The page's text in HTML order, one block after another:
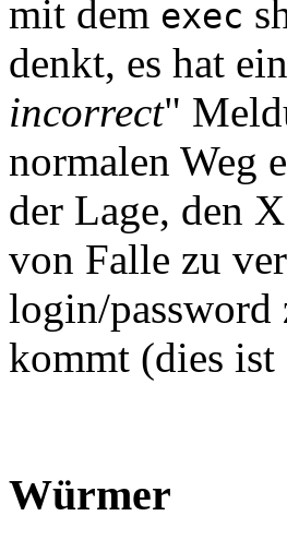
mit dem exec
denkt, es hat
incorrect"
normalen Weg
der Lage, den
von Falle zu
login/password
kommt (dies
Würmer